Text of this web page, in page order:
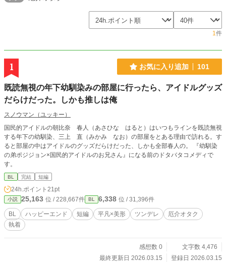
1件
1 お気に入り追加 101
既読無視の年下幼馴染みの部屋に行ったら、アイドルグッズ
だらけだった。しかも推しは俺
スノウマン（ユッキー）
国民的アイドルの朝比奈 春人（あさひな はると）はいつもラインを既読無視
する年下の幼馴染、三上 直（みかみ なお）の部屋をとある理由で訪れる。す
ると部屋の中はアイドルのグッズだらけだった、しかも全部春人の。 『幼馴染
の弟ポジジョン×国民的アイドルのお兄さん』になる前のドタバタコメディで
す。
BL 完結 短編
24h.ポイント 21pt
小説 25,163 位 / 228,667件 BL 6,338 位 / 31,396件
BL ハッピーエンド 短編 平凡×美形 ツンデレ
厄介オタク
執着
感想数 0
文字数 4,476
最終更新日 2026.03.15
登録日 2026.03.15